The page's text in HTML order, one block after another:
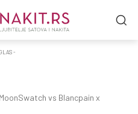
-
vs Blancpain x